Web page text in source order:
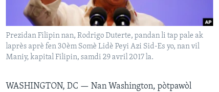
Prezidan Filipin nan, Rodrigo Duterte, pandan li tap pale ak
laprès aprè fen 30èm Somè Lidè Peyi Azi Sid-Es yo, nan vil
Maniy, kapital Filipin, samdi 29 avril 2017 la.
WASHINGTON, DC — Nan Washington, pòtpawòl